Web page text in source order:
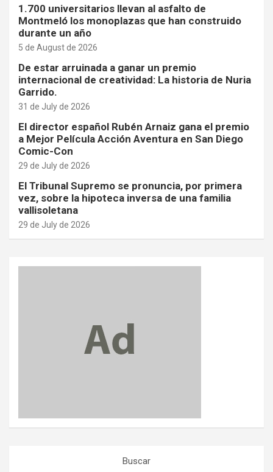
1.700 universitarios llevan al asfalto de
Montmeló los monoplazas que han construido
durante un año
5 de August de 2026
De estar arruinada a ganar un premio
internacional de creatividad: La historia de Nuria
Garrido.
31 de July de 2026
El director español Rubén Arnaiz gana el premio
a Mejor Película Acción Aventura en San Diego
Comic-Con
29 de July de 2026
El Tribunal Supremo se pronuncia, por primera
vez, sobre la hipoteca inversa de una familia
vallisoletana
29 de July de 2026
Buscar